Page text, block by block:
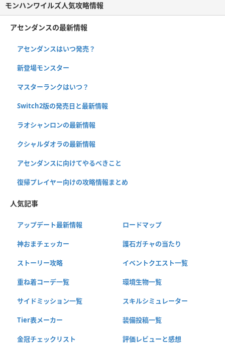
モンハンワイルズ人気攻略情報
アセンダンスの最新情報
アセンダンスはいつ発売？
新登場モンスター
マスターランクはいつ？
Switch2版の発売日と最新情報
ラオシャンロンの最新情報
クシャルダオラの最新情報
アセンダンスに向けてやるべきこと
復帰プレイヤー向けの攻略情報まとめ
人気記事
アップデート最新情報 ロードマップ
神おまチェッカー 護石ガチャの当たり
ストーリー攻略 イベントクエスト一覧
重ね着コーデ一覧 環境生物一覧
サイドミッション一覧 スキルシミュレーター
Tier表メーカー 装備投稿一覧
金冠チェックリスト 評価レビューと感想